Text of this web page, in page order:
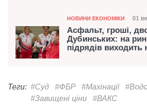
Категорія
НОВИНИ ЕКОНОМІКИ 01
Асфальт, гроші,
Дубинських: на
підрядів виходить
Теги: #Суд #ФБР #Махінації
#Завищені ціни
#ВАКС